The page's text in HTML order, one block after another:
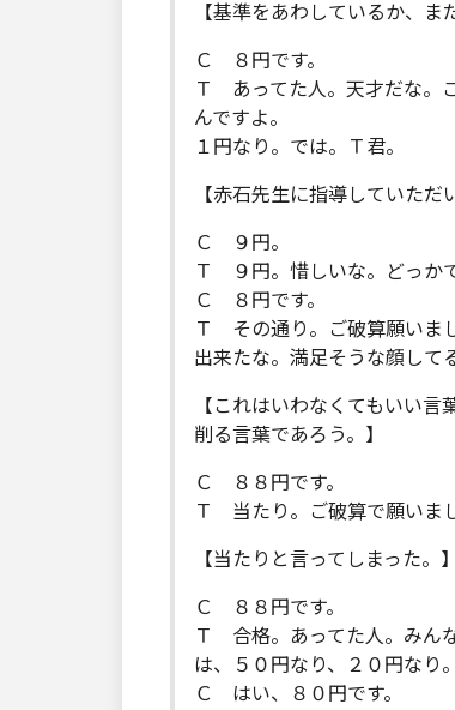
【基準をあわしているか、ま
Ｃ ８円です。
Ｔ あってた人。天才だな。
んですよ。
１円なり。では。Ｔ君。
【赤石先生に指導していただ
Ｃ ９円。
Ｔ ９円。惜しいな。どっか
Ｃ ８円です。
Ｔ その通り。ご破算願いま
出来たな。満足そうな顔して
【これはいわなくてもいい言
削る言葉であろう。】
Ｃ ８８円です。
Ｔ 当たり。ご破算で願いま
【当たりと言ってしまった。】
Ｃ ８８円です。
Ｔ 合格。あってた人。みん
は、５０円なり、２０円なり
Ｃ はい、８０円です。